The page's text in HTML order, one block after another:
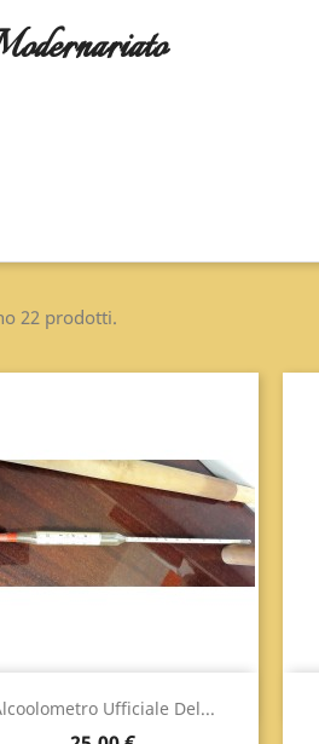
22 prodotti.
Ufficiale Del...
 Anteprima